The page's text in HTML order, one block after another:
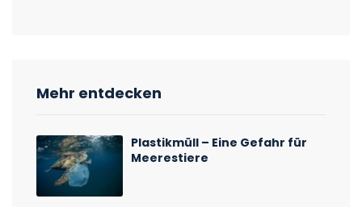
Mehr entdecken
Plastikmüll – Eine Gefahr für
Meerestiere